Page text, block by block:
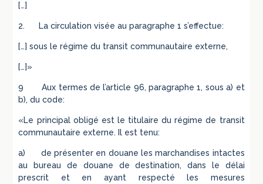
[…]
2. La circulation visée au paragraphe 1 s’effectue:
[…] sous le régime du transit communautaire externe,
[…]»
9 Aux termes de l’article 96, paragraphe 1, sous a) et
b), du code:
«Le principal obligé est le titulaire du régime de transit
communautaire externe. Il est tenu:
a) de présenter en douane les marchandises intactes
au bureau de douane de destination, dans le délai
prescrit et en ayant respecté les mesures